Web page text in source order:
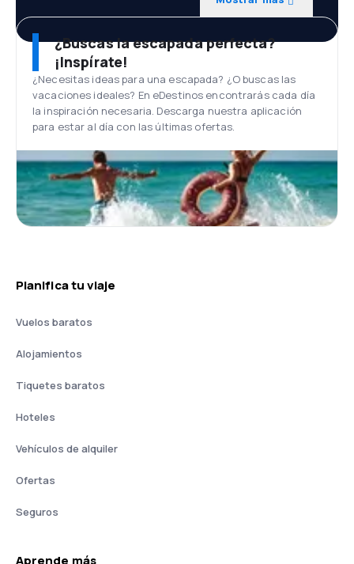
¿Buscas la escapada perfecta?
¡Inspírate!
¿Necesitas ideas para una escapada? ¿O buscas las
vacaciones ideales? En eDestinos encontrarás cada día
la inspiración necesaria. Descarga nuestra aplicación
para estar al día con las últimas ofertas.
Planifica tu viaje
Vuelos baratos
Alojamientos
Tiquetes baratos
Hoteles
Vehículos de alquiler
Ofertas
Seguros
Aprende más